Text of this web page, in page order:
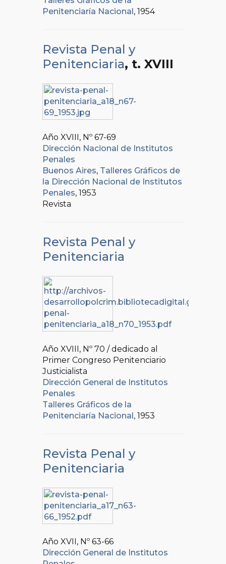
Penitenciaría Nacional , 1954
Revista Penal y
Penitenciaria, t. XVIII
Año XVIII, Nº 67-69
Dirección Nacional de Institutos
Penales
Buenos Aires, Talleres Gráficos de
la Dirección Nacional de Institutos
Penales, 1953
Revista
Revista Penal y
Penitenciaria
Año XVIII, Nº 70 / dedicado al
Primer Congreso Penitenciario
Justicialista
Dirección General de Institutos
Penales
Talleres Gráficos de la
Penitenciaría Nacional , 1953
Revista Penal y
Penitenciaria
Año XVII, Nº 63-66
Dirección General de Institutos